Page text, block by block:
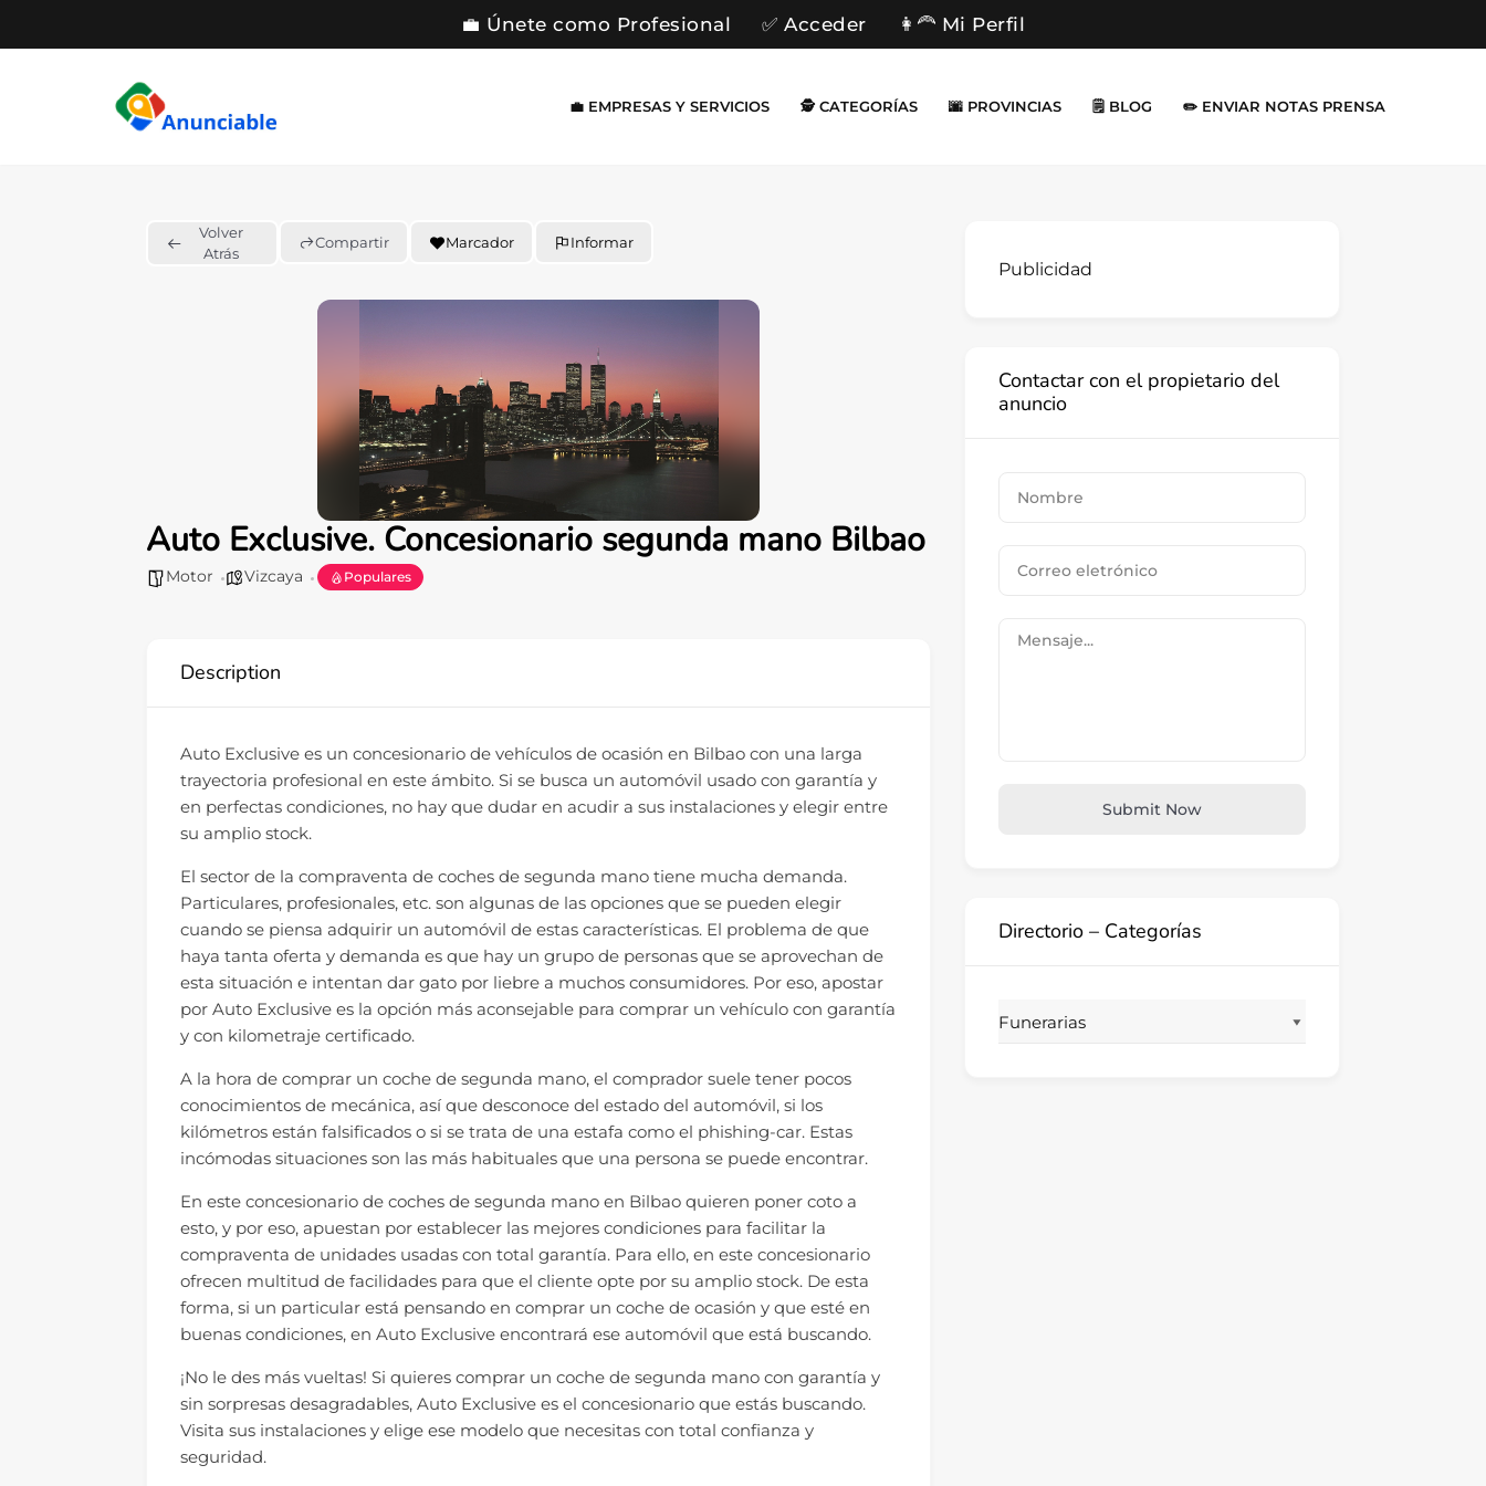
💼 Únete como Profesional ✅ Acceder 👩‍🦰 Mi Perfil
💼 EMPRESAS Y SERVICIOS 🕵️ CATEGORÍAS 🌆 PROVINCIAS 🗒️ BLOG ✏️ ENVIAR NOTAS PRENSA
Volver
Atrás
Compartir Marcador Informar
Auto Exclusive. Concesionario segunda mano Bilbao
Motor Vizcaya Populares
Description
Auto Exclusive es un concesionario de vehículos de ocasión en Bilbao con una larga
trayectoria profesional en este ámbito. Si se busca un automóvil usado con garantía y
en perfectas condiciones, no hay que dudar en acudir a sus instalaciones y elegir entre
su amplio stock.
El sector de la compraventa de coches de segunda mano tiene mucha demanda.
Particulares, profesionales, etc. son algunas de las opciones que se pueden elegir
cuando se piensa adquirir un automóvil de estas características. El problema de que
haya tanta oferta y demanda es que hay un grupo de personas que se aprovechan de
esta situación e intentan dar gato por liebre a muchos consumidores. Por eso, apostar
por Auto Exclusive es la opción más aconsejable para comprar un vehículo con garantía
y con kilometraje certificado.
A la hora de comprar un coche de segunda mano, el comprador suele tener pocos
conocimientos de mecánica, así que desconoce del estado del automóvil, si los
kilómetros están falsificados o si se trata de una estafa como el phishing-car. Estas
incómodas situaciones son las más habituales que una persona se puede encontrar.
En este concesionario de coches de segunda mano en Bilbao quieren poner coto a
esto, y por eso, apuestan por establecer las mejores condiciones para facilitar la
compraventa de unidades usadas con total garantía. Para ello, en este concesionario
ofrecen multitud de facilidades para que el cliente opte por su amplio stock. De esta
forma, si un particular está pensando en comprar un coche de ocasión y que esté en
buenas condiciones, en Auto Exclusive encontrará ese automóvil que está buscando.
¡No le des más vueltas! Si quieres comprar un coche de segunda mano con garantía y
sin sorpresas desagradables, Auto Exclusive es el concesionario que estás buscando.
Visita sus instalaciones y elige ese modelo que necesitas con total confianza y
seguridad.
Publicidad
Contactar con el propietario del
anuncio
Submit Now
Directorio – Categorías